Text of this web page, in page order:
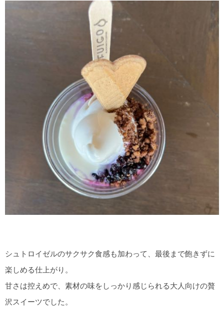
シュトロイゼルのサクサク食感も加わって、最後まで飽きずに
楽しめる仕上がり。
甘さは控えめで、素材の味をしっかり感じられる大人向けの贅
沢スイーツでした。